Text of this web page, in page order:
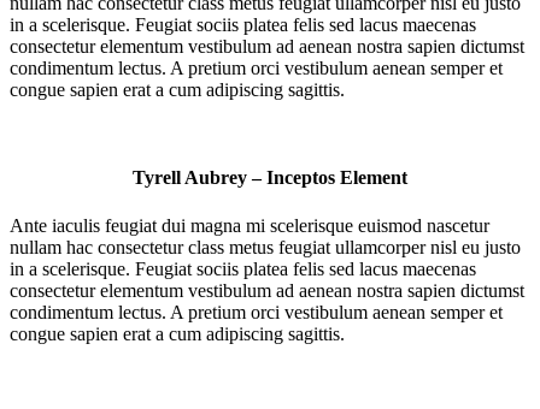
in a scelerisque. Feugiat sociis platea felis sed lacus maecenas
consectetur elementum vestibulum ad aenean nostra sapien dictumst
condimentum lectus. A pretium orci vestibulum aenean semper et
congue sapien erat a cum adipiscing sagittis.
Tyrell Aubrey – Inceptos Element
Ante iaculis feugiat dui magna mi scelerisque euismod nascetur
nullam hac consectetur class metus feugiat ullamcorper nisl eu justo
in a scelerisque. Feugiat sociis platea felis sed lacus maecenas
consectetur elementum vestibulum ad aenean nostra sapien dictumst
condimentum lectus. A pretium orci vestibulum aenean semper et
congue sapien erat a cum adipiscing sagittis.